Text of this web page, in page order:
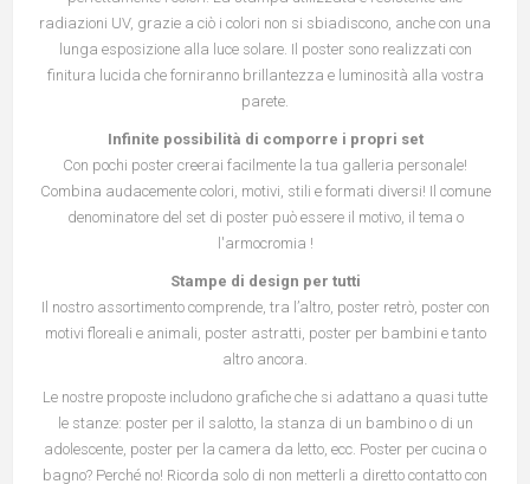
radiazioni UV, grazie a ciò i colori non si sbiadiscono, anche con una
lunga esposizione alla luce solare. Il poster sono realizzati con
finitura lucida che forniranno brillantezza e luminosità alla vostra
parete.
Infinite possibilità di comporre i propri set
Con pochi poster creerai facilmente la tua galleria personale!
Combina audacemente colori, motivi, stili e formati diversi! Il comune
denominatore del set di poster può essere il motivo, il tema o
l'armocromia !
Stampe di design per tutti
Il nostro assortimento comprende, tra l’altro, poster retrò, poster con
motivi floreali e animali, poster astratti, poster per bambini e tanto
altro ancora.
Le nostre proposte includono grafiche che si adattano a quasi tutte
le stanze: poster per il salotto, la stanza di un bambino o di un
adolescente, poster per la camera da letto, ecc. Poster per cucina o
bagno? Perché no! Ricorda solo di non metterli a diretto contatto con